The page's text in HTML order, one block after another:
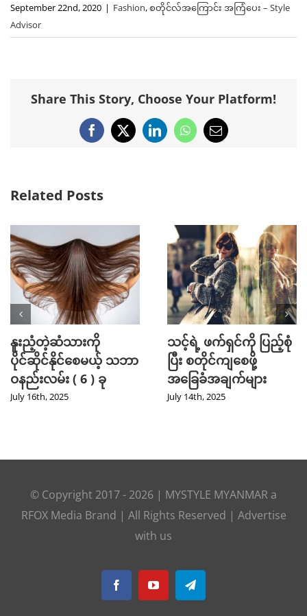
September 22nd, 2020 | Fashion,စတိုင်လ်အကြောင်း အကြံပေး – Style
Advisor
Share This Story, Choose Your Platform!
Facebook
X LinkedInWhatsApp
Email
Related Posts
နူးညံ့တဲ့ဆံသားကို
ပိုင်ဆိုင်နိုင်စေမယ့် သဘာ
ဝနည်းလမ်း ( 6 ) ခု
July 16th, 2025
သင့်ရဲ့ ဖက်ရှင်ကို ပြည့်စုံ
ပြီး စတိုင်ကျစေဖို့
အခြေခံအချက်များ
July 14th, 2025
© Copyright 2017 - 2026 | MYSTYLE MYANMAR a
RFOX Media Brand | All Rights Reserved | Advertise
with us
FacebookYouTubeTelegram